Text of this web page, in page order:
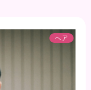
ヘア